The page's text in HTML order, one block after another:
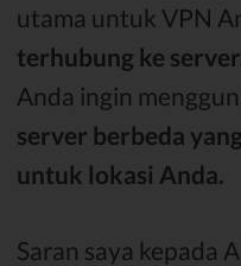
utama untuk VPN
terhubung ke
Anda ingin
server berbeda
untuk lokasi Anda.
Saran saya kepada